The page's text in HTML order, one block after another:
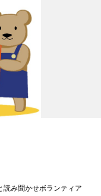
読み聞かせボランティア